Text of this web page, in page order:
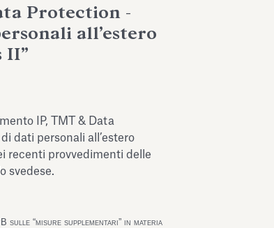
Protection -
all’estero
II”
IP, TMT & Data
dati personali all’estero
recenti provvedimenti delle
svedese.
sulle “misure supplementari” in materia